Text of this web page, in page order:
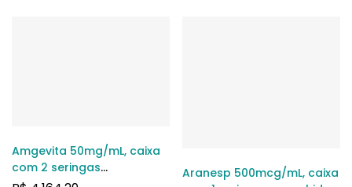
Amgevita 50mg/mL, caixa
com 2 seringas
preenchidas com 0,8mL de
Aranesp 500mcg/mL, caixa